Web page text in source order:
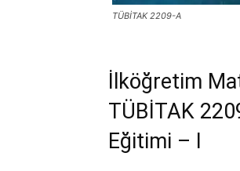
TÜBİTAK 2209-A
İlköğretim
TÜBİTAK
Eğitimi – I